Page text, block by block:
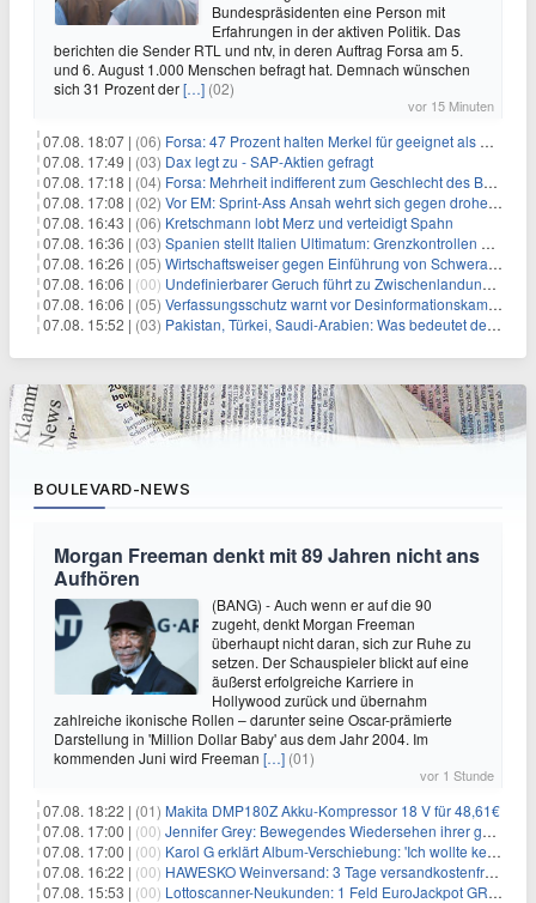
Bundespräsidenten eine Person mit
Erfahrungen in der aktiven Politik. Das
berichten die Sender RTL und ntv, in deren Auftrag Forsa am 5.
und 6. August 1.000 Menschen befragt hat. Demnach wünschen
sich 31 Prozent der[…] (02)
vor 15 Minuten
07.08. 18:07 | (06) Forsa: 47 Prozent halten Merkel für geeignet als Bundespräsidentin
07.08. 17:49 | (03) Dax legt zu - SAP-Aktien gefragt
07.08. 17:18 | (04) Forsa: Mehrheit indifferent zum Geschlecht des Bundespräsidenten
07.08. 17:08 | (02) Vor EM: Sprint-Ass Ansah wehrt sich gegen drohende Sperre
07.08. 16:43 | (06) Kretschmann lobt Merz und verteidigt Spahn
07.08. 16:36 | (03) Spanien stellt Italien Ultimatum: Grenzkontrollen beenden
07.08. 16:26 | (05) Wirtschaftsweiser gegen Einführung von Schwerarbeiter-Rente
07.08. 16:06 | (00) Undefinierbarer Geruch führt zu Zwischenlandung von Flieger
07.08. 16:06 | (05) Verfassungsschutz warnt vor Desinformationskampagne gegen Merz
07.08. 15:52 | (03) Pakistan, Türkei, Saudi-Arabien: Was bedeutet der neue Pakt?
BOULEVARD-NEWS
Morgan Freeman denkt mit 89 Jahren nicht ans
Aufhören
(BANG) - Auch wenn er auf die 90
zugeht, denkt Morgan Freeman
überhaupt nicht daran, sich zur Ruhe zu
setzen. Der Schauspieler blickt auf eine
äußerst erfolgreiche Karriere in
Hollywood zurück und übernahm
zahlreiche ikonische Rollen – darunter seine Oscar-prämierte
Darstellung in 'Million Dollar Baby' aus dem Jahr 2004. Im
kommenden Juni wird Freeman […] (01)
vor 1 Stunde
07.08. 18:22 | (01) Makita DMP180Z Akku-Kompressor 18 V für 48,61€
07.08. 17:00 | (00) Jennifer Grey: Bewegendes Wiedersehen ihrer geschiedenen Eltern kurz vor dem Tod ihrer Mutter
07.08. 17:00 | (00) Karol G erklärt Album-Verschiebung: 'Ich wollte keine persönliche Situation ausnutzen'
07.08. 16:22 | (00) HAWESKO Weinversand: 3 Tage versandkostenfrei bestellen (MBW 25€)
07.08. 15:53 | (00) Lottoscanner-Neukunden: 1 Feld EuroJackpot GRATIS spielen